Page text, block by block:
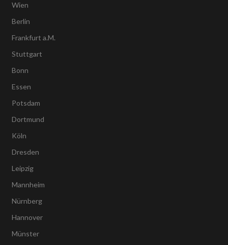
Wien
Berlin
Frankfurt a.M.
Stuttgart
Bonn
Essen
Potsdam
Dortmund
Köln
Dresden
Leipzig
Mannheim
Nürnberg
Hannover
Münster